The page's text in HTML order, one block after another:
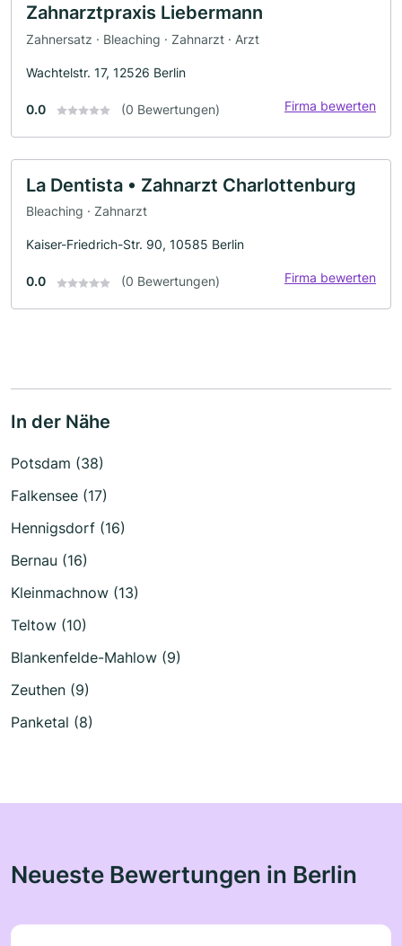
Zahnarztpraxis Liebermann
Zahnersatz · Bleaching · Zahnarzt · Arzt
Wachtelstr. 17, 12526 Berlin
0.0 (0 Bewertungen) Firma bewerten
La Dentista • Zahnarzt Charlottenburg
Bleaching · Zahnarzt
Kaiser-Friedrich-Str. 90, 10585 Berlin
0.0 (0 Bewertungen) Firma bewerten
In der Nähe
Potsdam (38)
Falkensee (17)
Hennigsdorf (16)
Bernau (16)
Kleinmachnow (13)
Teltow (10)
Blankenfelde-Mahlow (9)
Zeuthen (9)
Panketal (8)
Neueste Bewertungen in Berlin